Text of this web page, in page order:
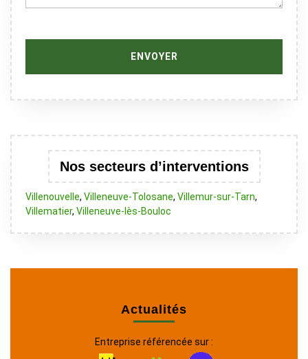
Nos secteurs d’interventions
Villenouvelle, Villeneuve-Tolosane, Villemur-sur-Tarn,
Villematier, Villeneuve-lès-Bouloc
Actualités
Entreprise référencée sur :